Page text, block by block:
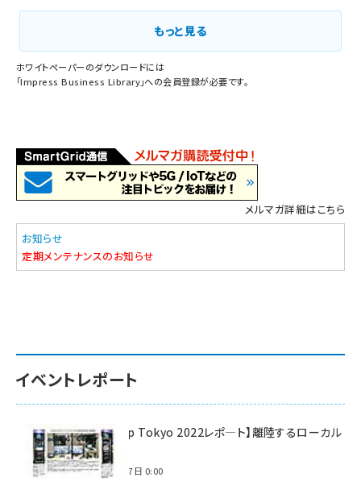
もっと見る
ホワイトペーパーのダウンロードには
「Impress Business Library」への会員登録が必要です。
メルマガ詳細はこちら
お知らせ
定期メンテナンスのお知らせ
イベントレポート
【Interop Tokyo 2022レポ—ト】離陸するローカル
5G！
2022年7月7日 0:00